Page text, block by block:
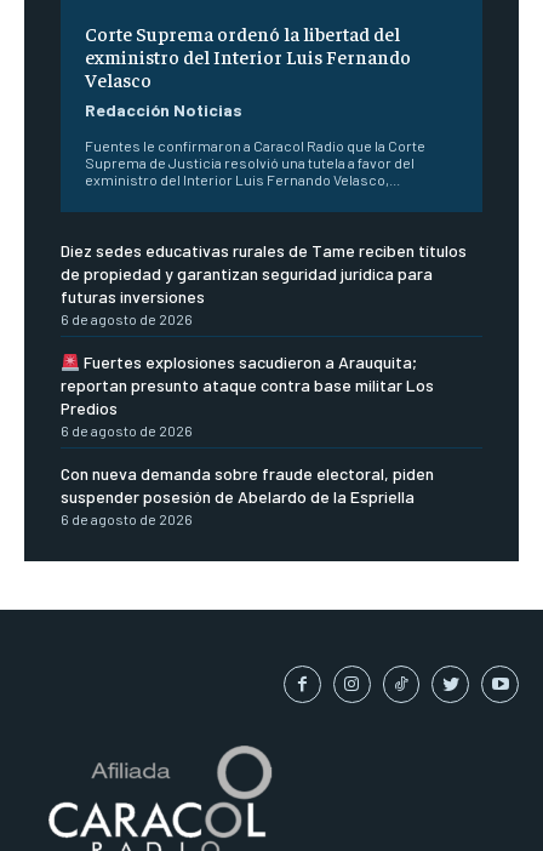
Corte Suprema ordenó la libertad del
exministro del Interior Luis Fernando
Velasco
Redacción Noticias
Fuentes le confirmaron a Caracol Radio que la Corte
Suprema de Justicia resolvió una tutela a favor del
exministro del Interior Luis Fernando Velasco,...
Diez sedes educativas rurales de Tame reciben títulos
de propiedad y garantizan seguridad jurídica para
futuras inversiones
6 de agosto de 2026
Fuertes explosiones sacudieron a Arauquita;
reportan presunto ataque contra base militar Los
Predios
6 de agosto de 2026
Con nueva demanda sobre fraude electoral, piden
suspender posesión de Abelardo de la Espriella
6 de agosto de 2026